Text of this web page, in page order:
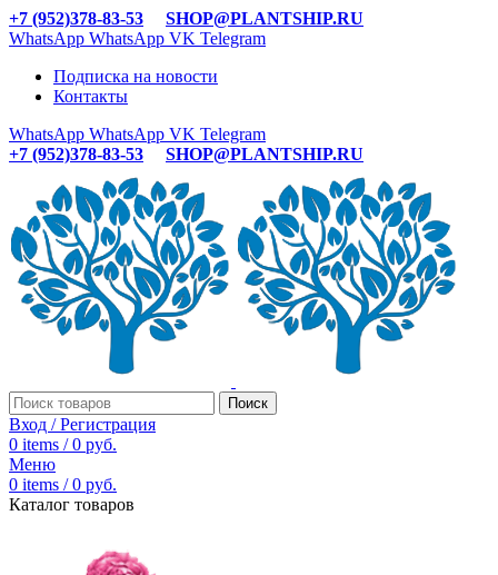
+7 (952)378-83-53
SHOP@PLANTSHIP.RU
WhatsApp WhatsApp VK Telegram
Подписка на новости
Контакты
WhatsApp WhatsApp VK Telegram
+7 (952)378-83-53
SHOP@PLANTSHIP.RU
Поиск
Вход / Регистрация
0 items / 0 руб.
Меню
0 items / 0 руб.
Каталог товаров